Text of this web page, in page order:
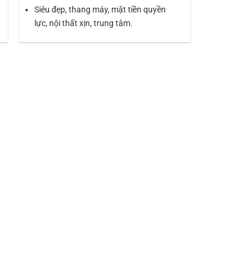
Siêu đẹp, thang máy, mặt tiền quyền
lực, nội thất xịn, trung tâm.